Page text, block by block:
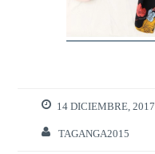
14 DICIEMBRE, 2017
TAGANGA2015